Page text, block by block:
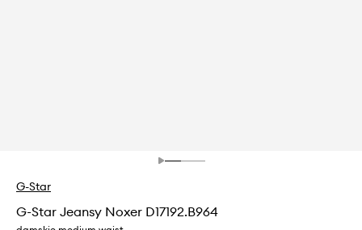
G-Star
G-Star Jeansy Noxer D17192.B964